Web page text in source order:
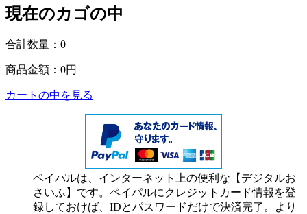
現在のカゴの中
合計数量： 0
商品金額： 0円
カートの中を見る
ペイパルは、インターネット上の便利な【デジタルお
さいふ】です。ペイパルにクレジットカード情報を登
録しておけば、IDとパスワードだけで決済完了。より